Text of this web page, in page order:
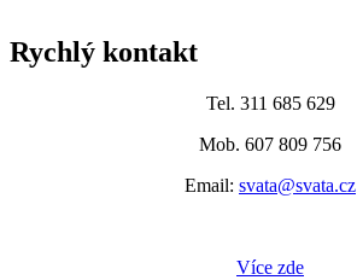
Rychlý kontakt
Tel. 311 685 629
Mob. 607 809 756
Email: svata@svata.cz
Více zde